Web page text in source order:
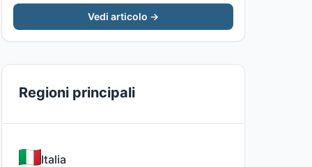
Vedi articolo →
Regioni principali
Italia